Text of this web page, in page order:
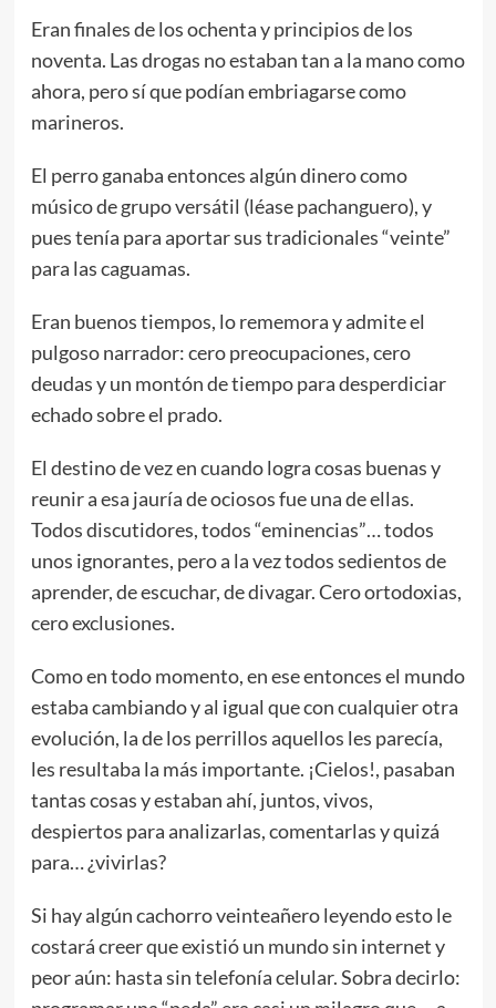
Eran finales de los ochenta y principios de los
noventa. Las drogas no estaban tan a la mano como
ahora, pero sí que podían embriagarse como
marineros.
El perro ganaba entonces algún dinero como
músico de grupo versátil (léase pachanguero), y
pues tenía para aportar sus tradicionales “veinte”
para las caguamas.
Eran buenos tiempos, lo rememora y admite el
pulgoso narrador: cero preocupaciones, cero
deudas y un montón de tiempo para desperdiciar
echado sobre el prado.
El destino de vez en cuando logra cosas buenas y
reunir a esa jauría de ociosos fue una de ellas.
Todos discutidores, todos “eminencias”… todos
unos ignorantes, pero a la vez todos sedientos de
aprender, de escuchar, de divagar. Cero ortodoxias,
cero exclusiones.
Como en todo momento, en ese entonces el mundo
estaba cambiando y al igual que con cualquier otra
evolución, la de los perrillos aquellos les parecía,
les resultaba la más importante. ¡Cielos!, pasaban
tantas cosas y estaban ahí, juntos, vivos,
despiertos para analizarlas, comentarlas y quizá
para… ¿vivirlas?
Si hay algún cachorro veinteañero leyendo esto le
costará creer que existió un mundo sin internet y
peor aún: hasta sin telefonía celular. Sobra decirlo: